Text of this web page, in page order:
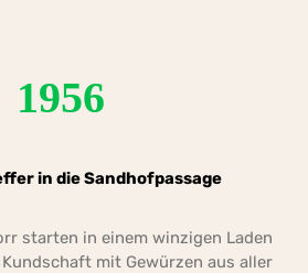
1956
in die Sandhofpassage
starten in einem winzigen Laden
mit Gewürzen aus aller